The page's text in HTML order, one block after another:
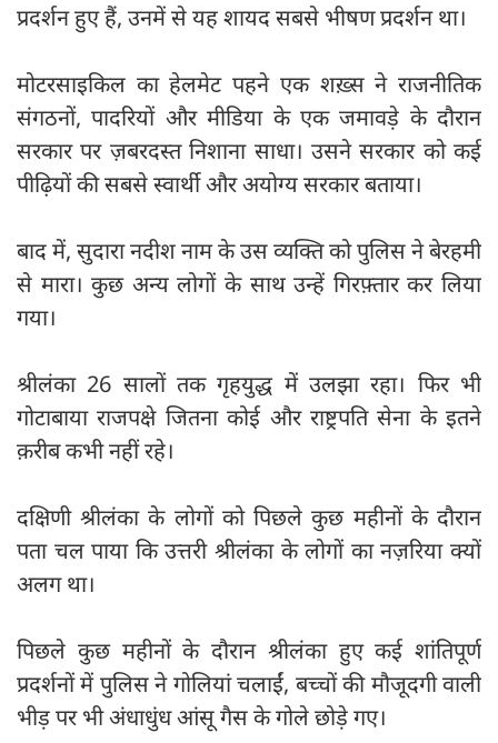
प्रदर्शन हुए हैं, उनमें से यह शायद सबसे भीषण प्रदर्शन था।
मोटरसाइकिल का हेलमेट पहने एक शख़्स ने राजनीतिक
संगठनों, पादरियों और मीडिया के एक जमावड़े के दौरान
सरकार पर ज़बरदस्त निशाना साधा। उसने सरकार को कई
पीढ़ियों की सबसे स्वार्थी और अयोग्य सरकार बताया।
बाद में, सुदारा नदीश नाम के उस व्यक्ति को पुलिस ने बेरहमी
से मारा। कुछ अन्य लोगों के साथ उन्हें गिरफ़्तार कर लिया
गया।
श्रीलंका 26 सालों तक गृहयुद्ध में उलझा रहा। फिर भी
गोटाबाया राजपक्षे जितना कोई और राष्ट्रपति सेना के इतने
क़रीब कभी नहीं रहे।
दक्षिणी श्रीलंका के लोगों को पिछले कुछ महीनों के दौरान
पता चल पाया कि उत्तरी श्रीलंका के लोगों का नज़रिया क्यों
अलग था।
पिछले कुछ महीनों के दौरान श्रीलंका हुए कई शांतिपूर्ण
प्रदर्शनों में पुलिस ने गोलियां चलाईं, बच्चों की मौजूदगी वाली
भीड़ पर भी अंधाधुंध आंसू गैस के गोले छोड़े गए।